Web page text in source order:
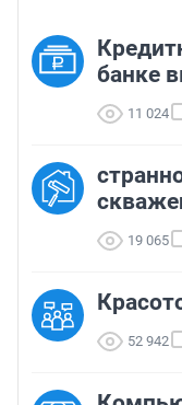
банке
11 024
19 065
52 942